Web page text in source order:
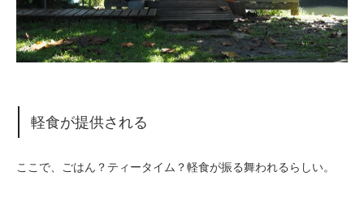
軽食が提供される
ここで、ごはん？ティータイム？軽食が振る舞われるらしい。